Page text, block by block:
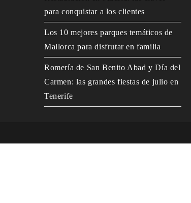
para conquistar a los clientes
Los 10 mejores parques temáticos de
Mallorca para disfrutar en familia
Romería de San Benito Abad y Día del
Carmen: las grandes fiestas de julio en
Tenerife